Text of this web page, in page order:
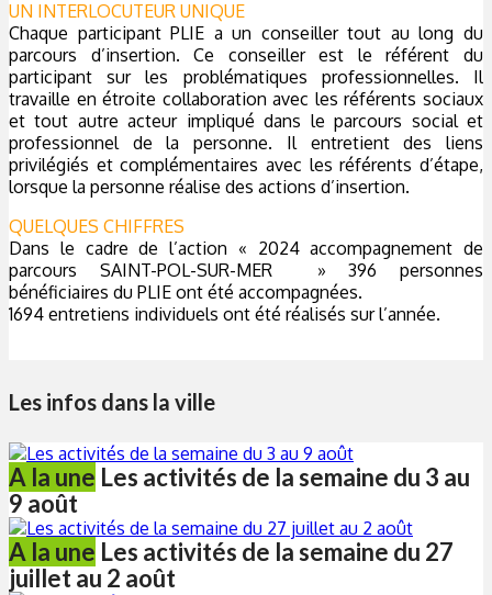
UN INTERLOCUTEUR UNIQUE
Chaque participant PLIE a un conseiller tout au long du
parcours d’insertion. Ce conseiller est le référent du
participant sur les problématiques professionnelles. Il
travaille en étroite collaboration avec les référents sociaux
et tout autre acteur impliqué dans le parcours social et
professionnel de la personne. Il entretient des liens
privilégiés et complémentaires avec les référents d’étape,
lorsque la personne réalise des actions d’insertion.
QUELQUES CHIFFRES
Dans le cadre de l’action « 2024 accompagnement de
parcours SAINT-POL-SUR-MER » 396 personnes
bénéficiaires du PLIE ont été accompagnées.
1694 entretiens individuels ont été réalisés sur l’année.
Les infos dans la ville
A la une Les activités de la semaine du 3 au
9 août
A la une Les activités de la semaine du 27
juillet au 2 août